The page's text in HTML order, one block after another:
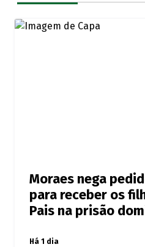
Moraes nega
para receber os
Pais na prisão
Há 1 dia